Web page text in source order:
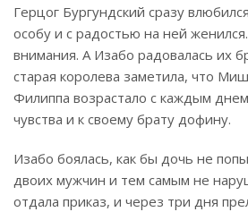
Герцог Бургундский сразу
особу и с радостью на ней
внимания. А Изабо радовалась их
старая королева заметила, что
Филиппа возрастало с каждым
чувства и к своему брату дофину.
Изабо боялась, как бы дочь не
двоих мужчин и тем самым не
отдала приказ, и через три дня